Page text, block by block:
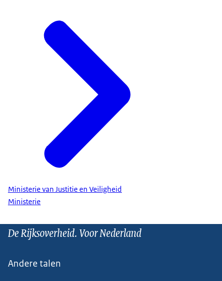
Ministerie van Justitie en Veiligheid
Ministerie
De Rijksoverheid. Voor Nederland
Andere talen